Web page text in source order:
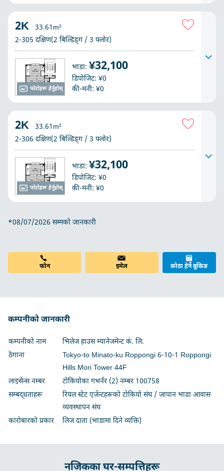
फोटोहरू हेर्नुहोस्
2K
33.61m²
2-305 दक्षिण(2 बिल्डिङ्ग / 3 फ्लोर)
भाडा: ¥32,100
डिपोजिट: ¥0
की-मनी: ¥0
फोटोहरू हेर्नुहोस्
2K
33.61m²
2-306 दक्षिण(2 बिल्डिङ्ग / 3 फ्लोर)
भाडा: ¥32,100
डिपोजिट: ¥0
की-मनी: ¥0
*08/07/2026 सम्मको जानकारी
फोन इमेल कोठा हेर्ने बुकिङ
कम्पनीको जानकारी
कम्पनीको नाम
भिलेज हाउस म्यानेजमेन्ट कं. लि.
ठेगाना
Tokyo-to Minato-ku Roppongi 6-10-1 Roppongi
Hills Mori Tower 44F
लाइसेन्स नम्बर
टोकियोका गभर्नर (2) नम्बर 100758
सम्बद्धताहरू
रियल स्टेट एजेन्टहरूको टोकियो संघ / जापान भाडा आवास
व्यवस्थापन संघ
कारोबारको प्रकार
लिज दाता (भाडामा दिने व्यक्ति)
नजिकका घर-सम्पत्तिहरू